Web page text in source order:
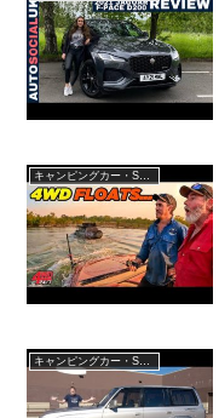
キャンピングカー・SUV人気車種